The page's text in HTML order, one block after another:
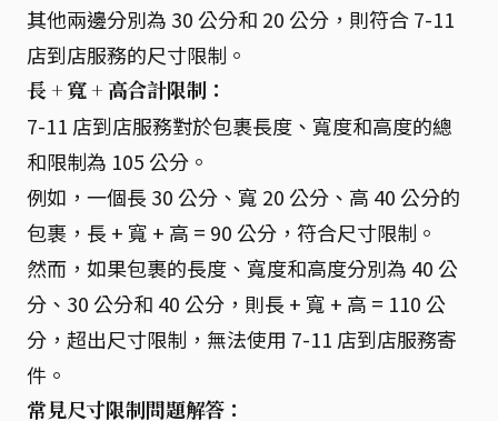
其他兩邊分別為 30 公分和 20 公分，則符合 7-11
店到店服務的尺寸限制。
長 + 寬 + 高合計限制：
7-11 店到店服務對於包裹長度、寬度和高度的總
和限制為 105 公分。
例如，一個長 30 公分、寬 20 公分、高 40 公分的
包裹，長 + 寬 + 高 = 90 公分，符合尺寸限制。
然而，如果包裹的長度、寬度和高度分別為 40 公
分、30 公分和 40 公分，則長 + 寬 + 高 = 110 公
分，超出尺寸限制，無法使用 7-11 店到店服務寄
件。
常見尺寸限制問題解答：